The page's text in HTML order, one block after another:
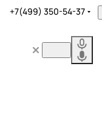
+7(499) 350-54-37